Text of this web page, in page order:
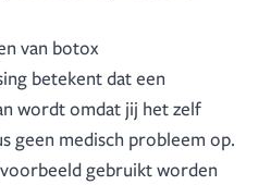
van botox
betekent dat een
wordt omdat jij het zelf
geen medisch probleem op.
gebruikt worden